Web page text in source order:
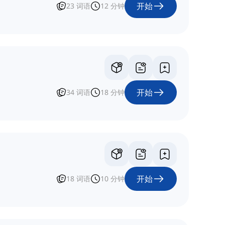
23 词语 12 分钟 开始
34 词语 18 分钟 开始
18 词语 10 分钟 开始